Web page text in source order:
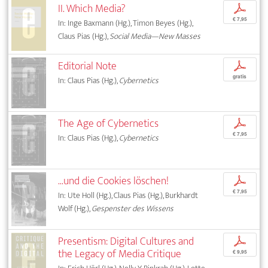
II. Which Media?
In: Inge Baxmann (Hg.), Timon Beyes (Hg.),
Claus Pias (Hg.),Social Media—New Masses
p
€ 7,95
Editorial Note
In: Claus Pias (Hg.),Cybernetics
p
gratis
The Age of Cybernetics
In: Claus Pias (Hg.),Cybernetics
p
€ 7,95
...und die Cookies löschen!
In: Ute Holl (Hg.), Claus Pias (Hg.), Burkhardt
Wolf (Hg.),Gespenster des Wissens
p
€ 7,95
Presentism: Digital Cultures and
the Legacy of Media Critique
p
€ 9,95